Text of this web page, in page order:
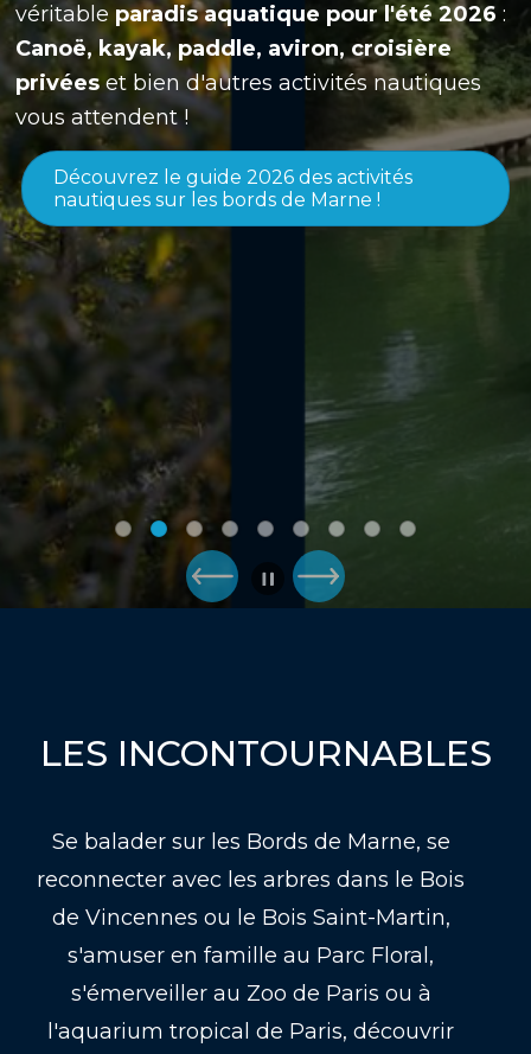
véritable paradis aquatique pour l'été 2026 :
Canoë, kayak, paddle, aviron, croisière
privées et bien d'autres activités nautiques
vous attendent !
Découvrez le guide 2026 des activités
nautiques sur les bords de Marne !
LES INCONTOURNABLES
Se balader sur les Bords de Marne, se
reconnecter avec les arbres dans le Bois
de Vincennes ou le Bois Saint-Martin,
s'amuser en famille au Parc Floral,
s'émerveiller au Zoo de Paris ou à
l'aquarium tropical de Paris, découvrir